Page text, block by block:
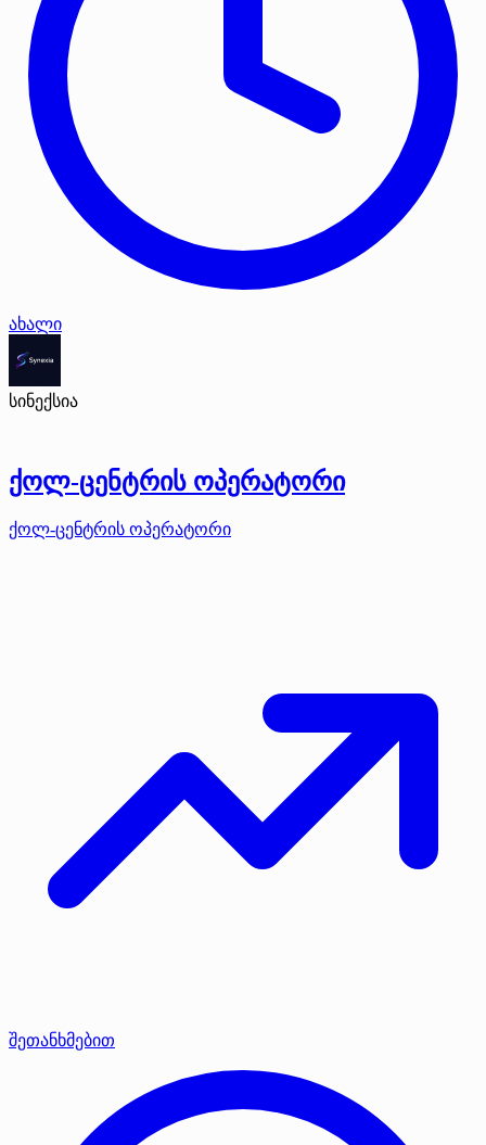
ახალი
სინექსია
ქოლ-ცენტრის ოპერატორი
ქოლ-ცენტრის ოპერატორი
შეთანხმებით